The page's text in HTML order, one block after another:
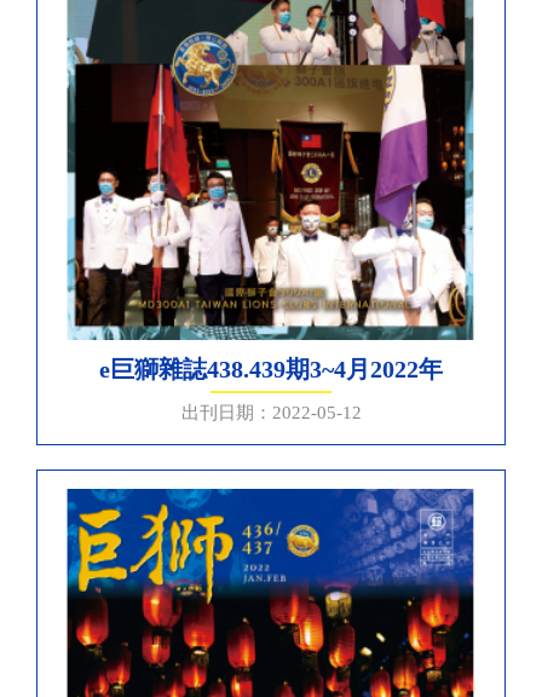
e巨獅雜誌438.439期3~4月2022年
出刊日期：2022-05-12